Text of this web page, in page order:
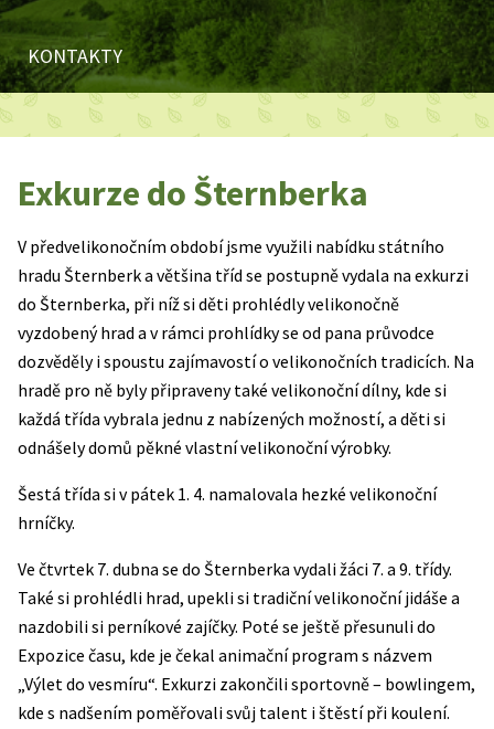
KONTAKTY
Exkurze do Šternberka
V předvelikonočním období jsme využili nabídku státního
hradu Šternberk a většina tříd se postupně vydala na exkurzi
do Šternberka, při níž si děti prohlédly velikonočně
vyzdobený hrad a v rámci prohlídky se od pana průvodce
dozvěděly i spoustu zajímavostí o velikonočních tradicích. Na
hradě pro ně byly připraveny také velikonoční dílny, kde si
každá třída vybrala jednu z nabízených možností, a děti si
odnášely domů pěkné vlastní velikonoční výrobky.
Šestá třída si v pátek 1. 4. namalovala hezké velikonoční
hrníčky.
Ve čtvrtek 7. dubna se do Šternberka vydali žáci 7. a 9. třídy.
Také si prohlédli hrad, upekli si tradiční velikonoční jidáše a
nazdobili si perníkové zajíčky. Poté se ještě přesunuli do
Expozice času, kde je čekal animační program s názvem
„Výlet do vesmíru“. Exkurzi zakončili sportovně – bowlingem,
kde s nadšením poměřovali svůj talent i štěstí při koulení.